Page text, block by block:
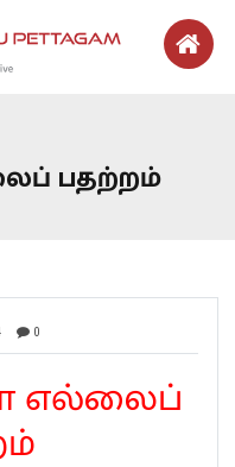
பதற்றம்
0
எல்லைப்